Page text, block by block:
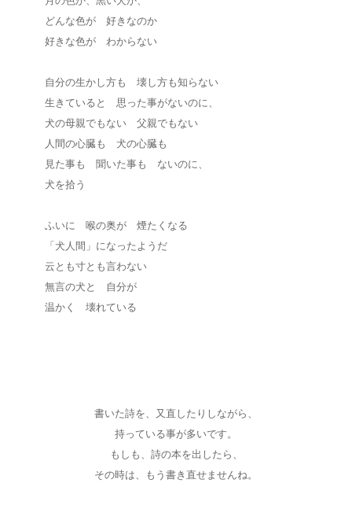
どんな色が 好きなのか
好きな色が わからない
自分の生かし方も 壊し方も知らない
生きていると 思った事がないのに、
犬の母親でもない 父親でもない
人間の心臓も 犬の心臓も
見た事も 聞いた事も ないのに、
犬を拾う
ふいに 喉の奥が 煙たくなる
「犬人間」になったようだ
云とも寸とも言わない
無言の犬と 自分が
温かく 壊れている
書いた詩を、又直したりしながら、
持っている事が多いです。
もしも、詩の本を出したら、
その時は、もう書き直せませんね。